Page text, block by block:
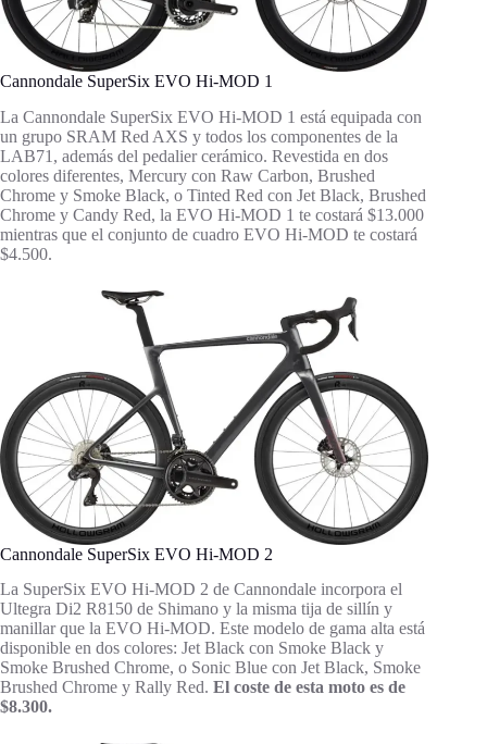
Cannondale SuperSix EVO Hi-MOD 1
La Cannondale SuperSix EVO Hi-MOD 1 está equipada con
un grupo SRAM Red AXS y todos los componentes de la
LAB71, además del pedalier cerámico. Revestida en dos
colores diferentes, Mercury con Raw Carbon, Brushed
Chrome y Smoke Black, o Tinted Red con Jet Black, Brushed
Chrome y Candy Red, la EVO Hi-MOD 1 te costará $13.000
mientras que el conjunto de cuadro EVO Hi-MOD te costará
$4.500.
Cannondale SuperSix EVO Hi-MOD 2
La SuperSix EVO Hi-MOD 2 de Cannondale incorpora el
Ultegra Di2 R8150 de Shimano y la misma tija de sillín y
manillar que la EVO Hi-MOD. Este modelo de gama alta está
disponible en dos colores: Jet Black con Smoke Black y
Smoke Brushed Chrome, o Sonic Blue con Jet Black, Smoke
Brushed Chrome y Rally Red. El coste de esta moto es de
$8.300.